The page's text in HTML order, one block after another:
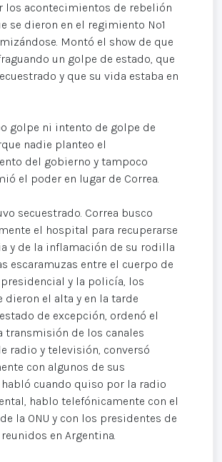
los acontecimientos de rebelión
se dieron en el regimiento Nº1
Montó el show de que
un golpe de estado, que
y que su vida estaba en
golpe ni intento de golpe de
nadie planteo el
del gobierno y tampoco
el poder en lugar de Correa.
secuestrado. Correa busco
el hospital para recuperarse
y de la inflamación de su rodilla
escaramuzas entre el cuerpo de
y la policía, los
dieron el alta y en la tarde
de excepción, ordenó el
transmisión de los canales
radio y televisión, conversó
con algunos de sus
cuando quiso por la radio
hablo telefónicamente con el
la ONU y con los presidentes de
reunidos en Argentina.